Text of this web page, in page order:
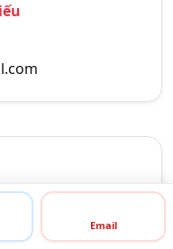
chuyên cung cấp
Email